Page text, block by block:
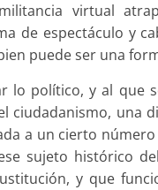
virtual
de espectáculo y
puede ser una
lo político, y al que
ciudadanismo, una
a un cierto
sujeto histórico
y que